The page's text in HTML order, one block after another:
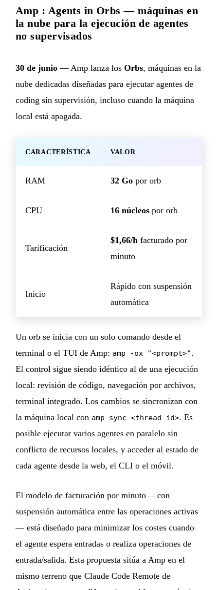
Amp : Agents in Orbs — máquinas en
la nube para la ejecución de agentes
no supervisados
30 de junio — Amp lanza los Orbs, máquinas en la
nube dedicadas diseñadas para ejecutar agentes de
coding sin supervisión, incluso cuando la máquina
local está apagada.
CARACTERÍSTICA VALOR
RAM 32 Go por orb
CPU 16 núcleos por orb
Tarificación
$1,66/h facturado por
minuto
Inicio
Rápido con suspensión
automática
Un orb se inicia con un solo comando desde el
terminal o el TUI de Amp: amp -ox "<prompt>".
El control sigue siendo idéntico al de una ejecución
local: revisión de código, navegación por archivos,
terminal integrado. Los cambios se sincronizan con
la máquina local con amp sync <thread-id>. Es
posible ejecutar varios agentes en paralelo sin
conflicto de recursos locales, y acceder al estado de
cada agente desde la web, el CLI o el móvil.
El modelo de facturación por minuto —con
suspensión automática entre las operaciones activas
— está diseñado para minimizar los costes cuando
el agente espera entradas o realiza operaciones de
entrada/salida. Esta propuesta sitúa a Amp en el
mismo terreno que Claude Code Remote de